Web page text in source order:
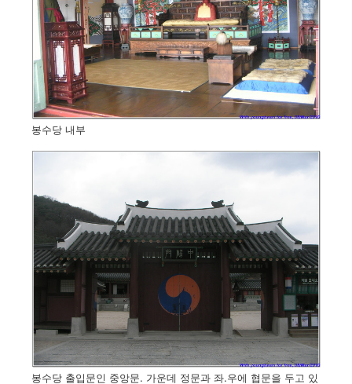
봉수당 내부
봉수당 출입문인 중앙문. 가운데 정문과 좌.우에 협문을 두고 있